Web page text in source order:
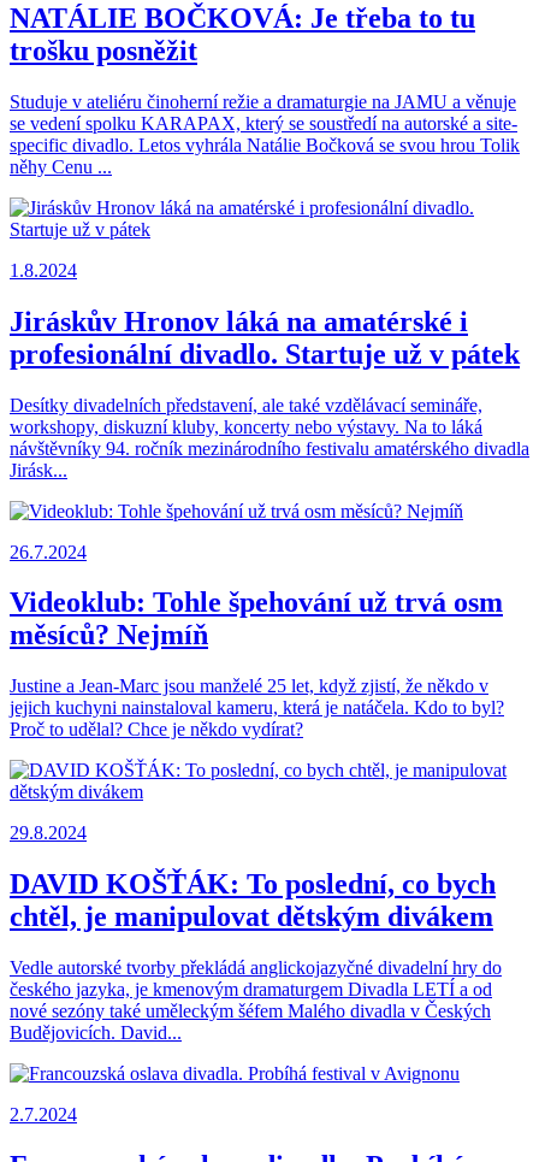
NATÁLIE BOČKOVÁ: Je třeba to tu
trošku posněžit
Studuje v ateliéru činoherní režie a dramaturgie na JAMU a věnuje
se vedení spolku KARAPAX, který se soustředí na autorské a site-
specific divadlo. Letos vyhrála Natálie Bočková se svou hrou Tolik
něhy Cenu ...
1.8.2024
Jiráskův Hronov láká na amatérské i
profesionální divadlo. Startuje už v pátek
Desítky divadelních představení, ale také vzdělávací semináře,
workshopy, diskuzní kluby, koncerty nebo výstavy. Na to láká
návštěvníky 94. ročník mezinárodního festivalu amatérského divadla
Jirásk...
26.7.2024
Videoklub: Tohle špehování už trvá osm
měsíců? Nejmíň
Justine a Jean-Marc jsou manželé 25 let, když zjistí, že někdo v
jejich kuchyni nainstaloval kameru, která je natáčela. Kdo to byl?
Proč to udělal? Chce je někdo vydírat?
29.8.2024
DAVID KOŠŤÁK: To poslední, co bych
chtěl, je manipulovat dětským divákem
Vedle autorské tvorby překládá anglickojazyčné divadelní hry do
českého jazyka, je kmenovým dramaturgem Divadla LETÍ a od
nové sezóny také uměleckým šéfem Malého divadla v Českých
Budějovicích. David...
2.7.2024